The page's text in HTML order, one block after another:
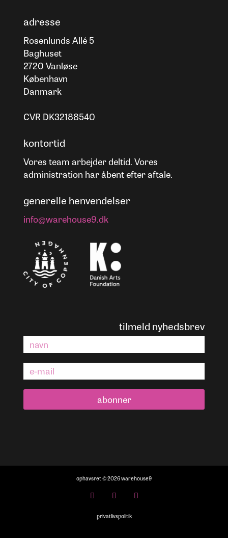
adresse
Rosenlunds Allé 5
Baghuset
2720 Vanløse
København
Danmark
CVR DK32188540
kontortid
Vores team arbejder deltid. Vores
administration har åbent efter aftale.
generelle henvendelser
info@warehouse9.dk
tilmeld nyhedsbrev
abonner
ophavsret © 2026 warehouse9
privatlivspolitik